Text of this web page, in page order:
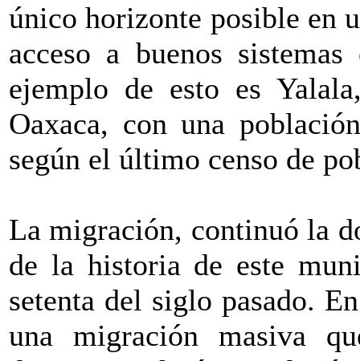
único horizonte posible en
acceso a buenos
ejemplo de esto es
Oaxaca, con una
según el último censo de
La migración, continuó la
de la historia de este
setenta del siglo pasado.
una migración masiva